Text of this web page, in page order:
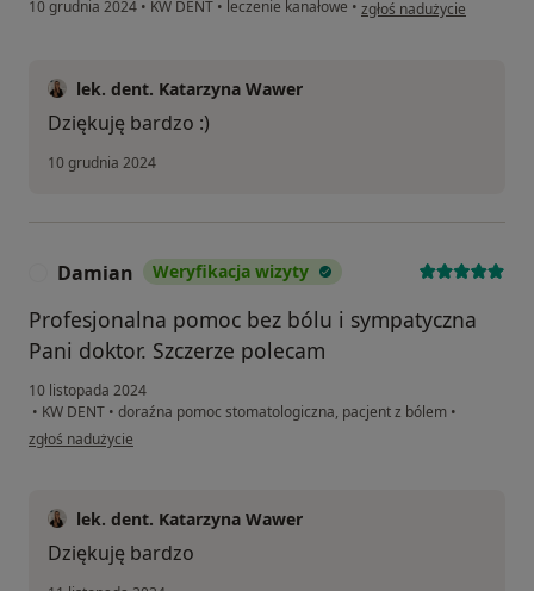
10 grudnia 2024 • KW DENT • leczenie kanałowe • zgłoś nadużycie
lek. dent. Katarzyna Wawer
Dziękuję bardzo :)
10 grudnia 2024
Damian Weryfikacja wizyty
Profesjonalna pomoc bez bólu i sympatyczna
Pani doktor. Szczerze polecam
10 listopada 2024
• KW DENT • doraźna pomoc stomatologiczna, pacjent z bólem •
w opinii użytkownika Damian
zgłoś nadużycie
lek. dent. Katarzyna Wawer
Dziękuję bardzo